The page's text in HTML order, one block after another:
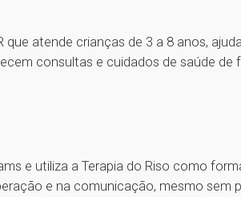
que atende crianças de 3 a 8 anos,
consultas e cuidados de saúde
e utiliza a Terapia do Riso como
e na comunicação, mesmo sem